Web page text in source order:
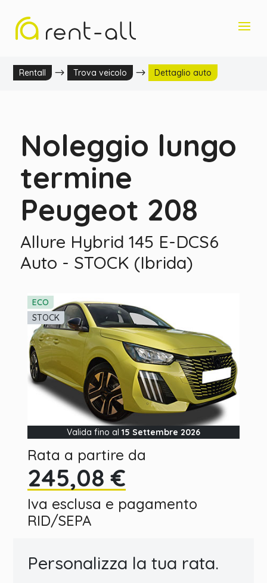
Rentall $ Trova veicolo $ Dettaglio auto
Noleggio lungo
termine
Peugeot 208
Allure Hybrid 145 E-DCS6
Auto - STOCK (Ibrida)
ECO
STOCK
Valida fino al 15 Settembre 2026
Rata a partire da
245,08 €
Iva esclusa e pagamento
RID/SEPA
Personalizza la tua rata.